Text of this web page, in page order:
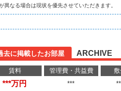
なる場合は現状を優先させていただきます。
去に掲載したお部屋 ARCHIVE
賃料 管理費・共益費
***万円 ***